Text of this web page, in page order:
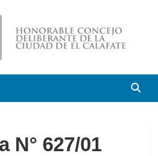
El Calafate
N° 627/01